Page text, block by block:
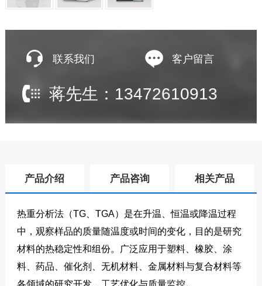
联系我们 客户留言
蒋先生：13472610913
产品介绍 产品咨询 相关产品
热重分析法（TG、TGA）是在升温、恒温或降温过程
中，观察样品的质量随温度或时间的变化，目的是研究
材料的热稳定性和组份。广泛应用于塑料、橡胶、涂
料、药品、催化剂、无机材料、金属材料与复合材料等
各领域的研究开发、工艺优化与质量监控。